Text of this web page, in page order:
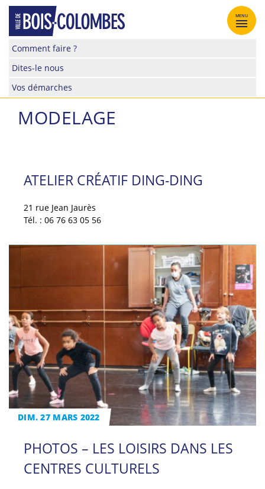
Skip
content
Site
de
la
Bois-
Comment faire ?
Dites-le nous
Vos démarches
MENU
MODELAGE
ATELIER CRÉATIF DING-DING
21 rue Jean Jaurès
Tél. : 06 76 63 05 56
DIM. 27 MARS 2022
PHOTOS – LES LOISIRS DANS LES
CENTRES CULTURELS